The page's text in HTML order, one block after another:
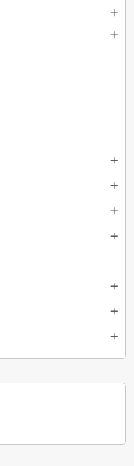
add
add
add
add
add
add
add
add
add